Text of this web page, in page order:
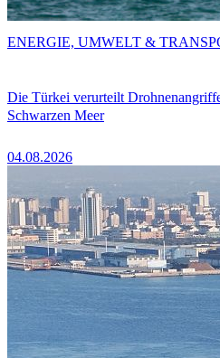
Die Türkei verurteilt
Schwarzen Meer
04.08.2026
ENERGIE, UMWELT &